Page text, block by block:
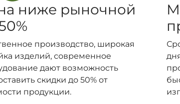
ниже рыночной
производство, широкая
изделий, современное
дают возможность
скидки до 50% от
продукции.